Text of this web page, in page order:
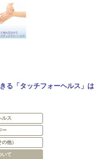
る「タッチフォーヘルス」は
ルス
ー
他）
いて